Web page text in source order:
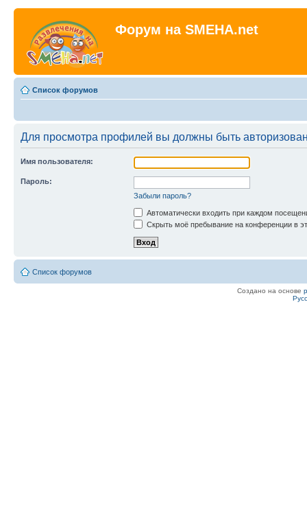
Форум на SMEHA.net
Список форумов
Для просмотра профилей вы должны быть
Имя пользователя:
Пароль:
Забыли пароль?
Автоматически входить при каждом
Скрыть моё пребывание на конференции в
Список форумов
Создано на основе